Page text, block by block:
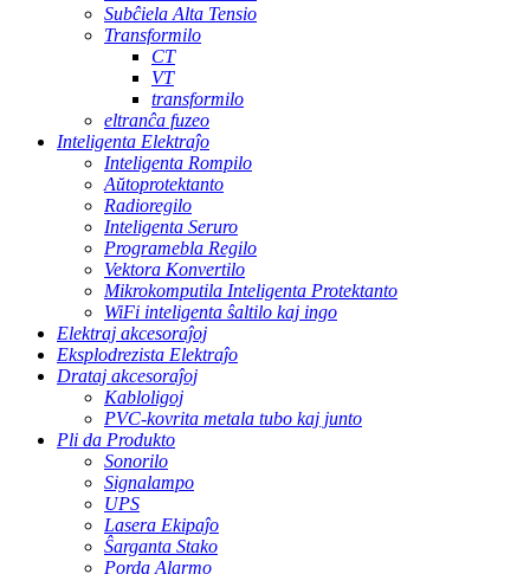
Subĉiela Alta Tensio
Transformilo
CT
VT
transformilo
eltranĉa fuzeo
Inteligenta Elektraĵo
Inteligenta Rompilo
Aŭtoprotektanto
Radioregilo
Inteligenta Seruro
Programebla Regilo
Vektora Konvertilo
Mikrokomputila Inteligenta Protektanto
WiFi inteligenta ŝaltilo kaj ingo
Elektraj akcesoraĵoj
Eksplodrezista Elektraĵo
Drataj akcesoraĵoj
Kabloligoj
PVC-kovrita metala tubo kaj junto
Pli da Produkto
Sonorilo
Signalampo
UPS
Lasera Ekipaĵo
Ŝarganta Stako
Porda Alarmo